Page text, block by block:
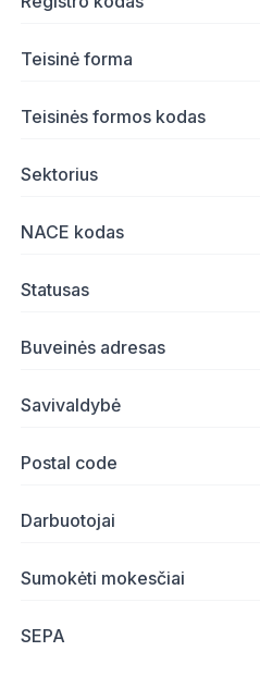
Teisinė forma
Teisinės formos kodas
Sektorius
NACE kodas
Statusas
Buveinės adresas
Savivaldybė
Postal code
Darbuotojai
Sumokėti mokesčiai
SEPA